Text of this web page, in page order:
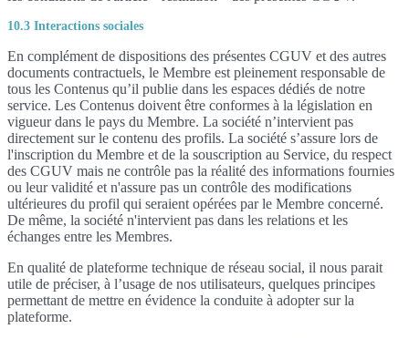
10.3 Interactions sociales
En complément de dispositions des présentes CGUV et des autres
documents contractuels, le Membre est pleinement responsable de
tous les Contenus qu’il publie dans les espaces dédiés de notre
service. Les Contenus doivent être conformes à la législation en
vigueur dans le pays du Membre. La société n’intervient pas
directement sur le contenu des profils. La société s’assure lors de
l'inscription du Membre et de la souscription au Service, du respect
des CGUV mais ne contrôle pas la réalité des informations fournies
ou leur validité et n'assure pas un contrôle des modifications
ultérieures du profil qui seraient opérées par le Membre concerné.
De même, la société n'intervient pas dans les relations et les
échanges entre les Membres.
En qualité de plateforme technique de réseau social, il nous parait
utile de préciser, à l’usage de nos utilisateurs, quelques principes
permettant de mettre en évidence la conduite à adopter sur la
plateforme.